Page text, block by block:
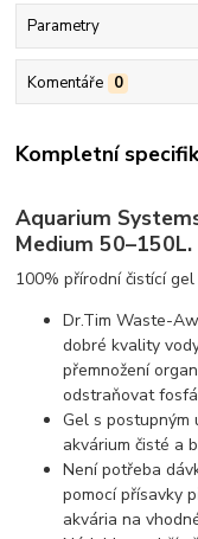
Parametry
Komentáře 0
Kompletní
Aquarium
Medium 50–150L.
100% přírodní čistící
Dr.Tim Waste-
dobré kvality
přemnožení
odstraňovat
Gel s postupným
akvárium čisté a
Není potřeba
pomocí přísavky
akvária na